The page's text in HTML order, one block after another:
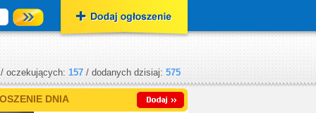
oczekujących: 157 / dodanych dzisiaj: 575
DNIA